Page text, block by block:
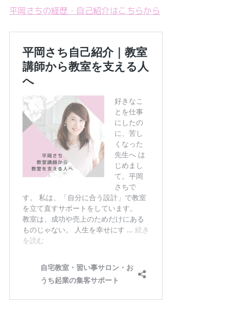
平岡さちの経歴・自己紹介はこちらから